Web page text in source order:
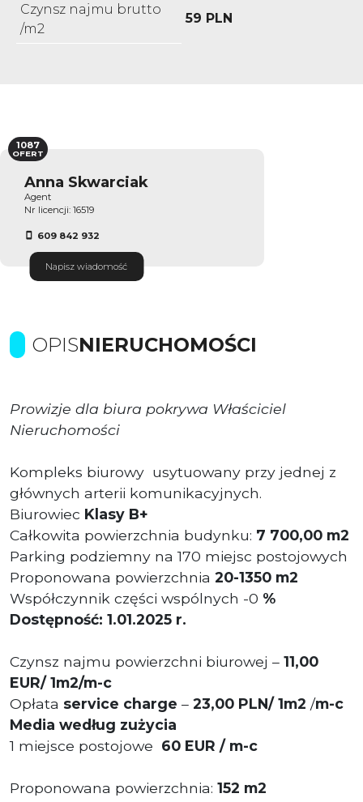
Czynsz najmu brutto
/m2
59 PLN
Anna Skwarciak
Agent
Nr licencji: 16519
609 842 932
Napisz wiadomość
1087
OFERT
OPISNIERUCHOMOŚCI
Prowizje dla biura pokrywa Właściciel
Nieruchomości
Kompleks biurowy usytuowany przy jednej z
głównych arterii komunikacyjnych.
Biurowiec Klasy B+
Całkowita powierzchnia budynku: 7 700,00 m2
Parking podziemny na 170 miejsc postojowych
Proponowana powierzchnia 20-1350 m2
Współczynnik części wspólnych -0 %
Dostępność: 1.01.2025 r.
Czynsz najmu powierzchni biurowej – 11,00
EUR/ 1m2/m-c
Opłata service charge – 23,00 PLN/ 1m2 /m-c
Media według zużycia
1 miejsce postojowe 60 EUR / m-c
Proponowana powierzchnia: 152 m2